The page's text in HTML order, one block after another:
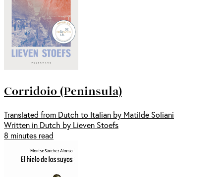
Corridoio (Peninsula)
Translated from Dutch to Italian by Matilde Soliani
Written in Dutch by Lieven Stoefs
8 minutes read